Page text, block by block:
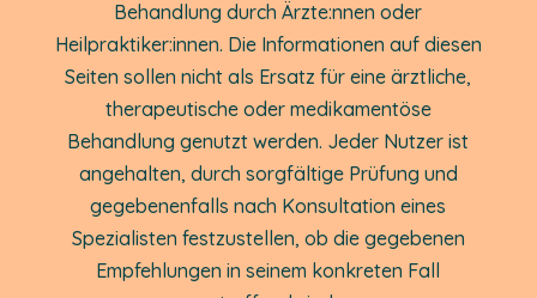
Behandlung durch Ärzte:nnen oder
Heilpraktiker:innen. Die Informationen auf diesen
Seiten sollen nicht als Ersatz für eine ärztliche,
therapeutische oder medikamentöse
Behandlung genutzt werden. Jeder Nutzer ist
angehalten, durch sorgfältige Prüfung und
gegebenenfalls nach Konsultation eines
Spezialisten festzustellen, ob die gegebenen
Empfehlungen in seinem konkreten Fall